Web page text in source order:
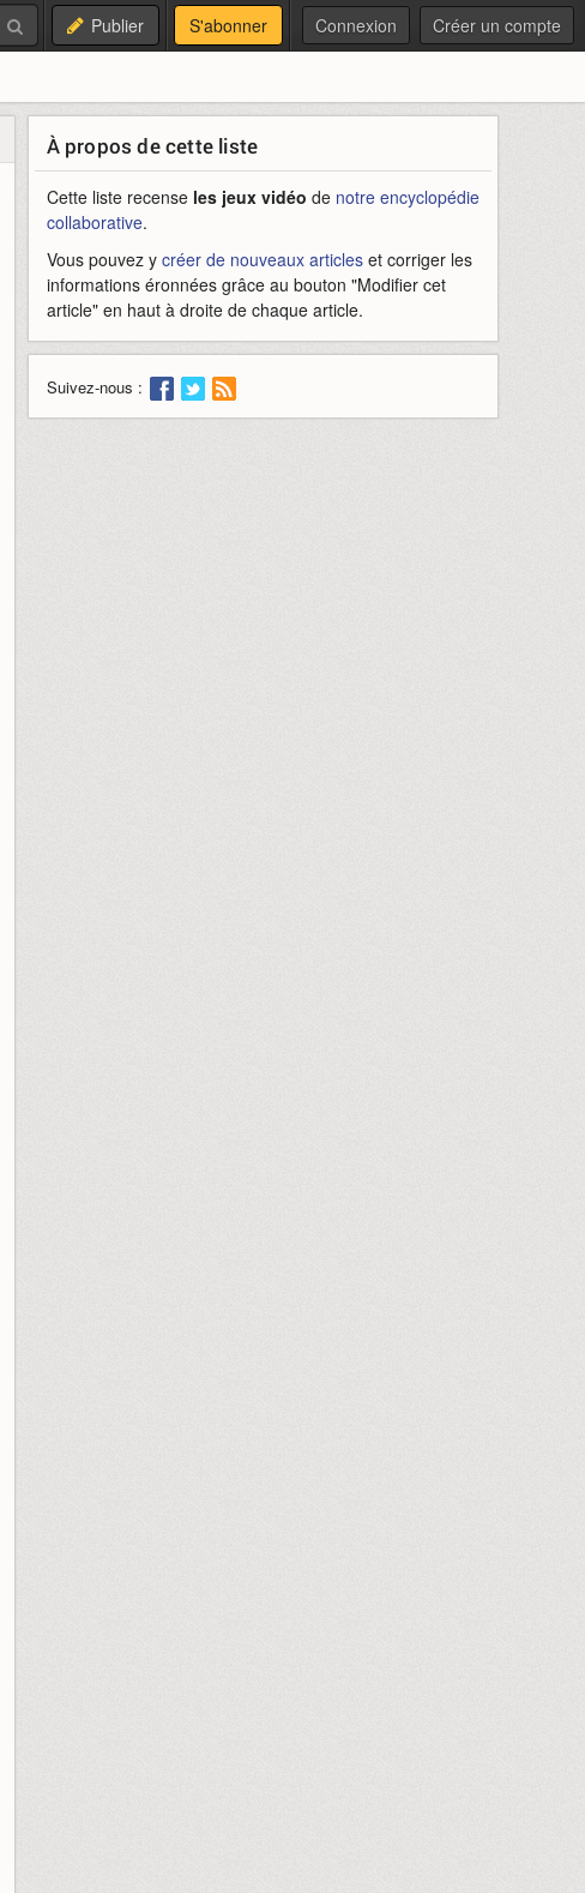
Publier S'abonner Connexion Créer un compte
À propos de cette liste
Cette liste recense les jeux vidéo de notre encyclopédie
collaborative.
Vous pouvez y créer de nouveaux articleset corriger les
informations éronnées grâce au bouton "Modifier cet
article" en haut à droite de chaque article.
Suivez-nous :